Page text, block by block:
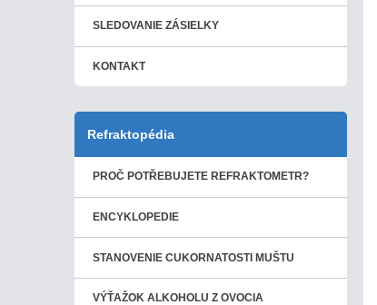
SLEDOVANIE ZÁSIELKY
KONTAKT
Refraktopédia
PROČ POTŘEBUJETE REFRAKTOMETR?
ENCYKLOPEDIE
STANOVENIE CUKORNATOSTI MUŠTU
VÝŤAŽOK ALKOHOLU Z OVOCIA